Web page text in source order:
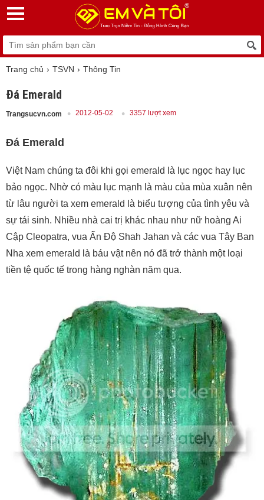
Trang chủ TSVN Thông Tin
Đá Emerald
Trangsucvn.com 2012-05-02 3357 lượt xem
Đá Emerald
Việt Nam chúng ta đôi khi gọi emerald là lục ngọc hay lục
bảo ngọc. Nhờ có màu lục mạnh là màu của mùa xuân nên
từ lâu người ta xem emerald là biểu tượng của tình yêu và
sự tái sinh. Nhiều nhà cai trị khác nhau như nữ hoàng Ai
Cập Cleopatra, vua Ấn Độ Shah Jahan và các vua Tây Ban
Nha xem emerald là báu vật nên nó đã trở thành một loại
tiền tệ quốc tế trong hàng nghàn năm qua.